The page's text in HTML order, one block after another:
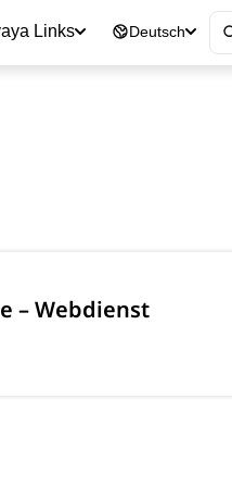
Links Deutsch
– Webdienst